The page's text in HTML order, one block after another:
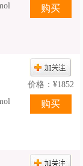
价格： ¥1852